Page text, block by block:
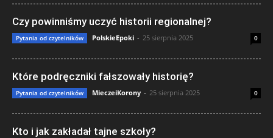
Czy powinniśmy uczyć historii regionalnej?
Pytania od czytelników PolskieEpoki - 25 sierpnia 2025 0
Które podręczniki fałszowały historię?
Pytania od czytelników MieczeiKorony - 25 sierpnia 2025 0
Kto i jak zakładał tajne szkoły?